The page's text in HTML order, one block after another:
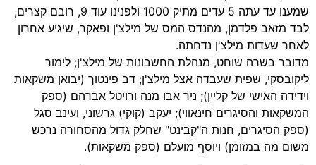
שמענו עד עתה 5 עדים מתיק 1000 ולפנינו עוד 9, רובם קצרים,
לבד מזאב פלדמן, מהנדס המס של מילצ'ן ופאקר, שיגיע אחרון
לאחר שעדות מילצ'ן נדחתה.
מדובר בשרה שוחט, מנהלת החשבונות של מילצ'ן; לימור
ליקובסקי, שפית שעבדה אצל מילצ'ן; דב פינטוך (יבואן משקאות
וידידה האישי של קליין); ניר אבו מנה ורויטל אברהם (ספק
המשקאות והסיגרים חינאווי); יעקב (קוקי) גרשוני, ועינב סגל
(ספק הסיגרים, חנות ה"קבינט" שחלק גדול מהסחורה נרכש
משום מה במזומן) ויוסף מועלם (ספק משקאות).